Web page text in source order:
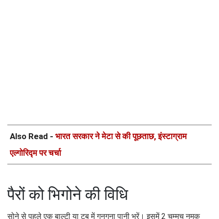
Also Read - भारत सरकार ने मेटा से की पूछताछ, इंस्टाग्राम
एल्गोरिद्म पर चर्चा
पैरों को भिगोने की विधि
सोने से पहले एक बाल्टी या टब में गुनगुना पानी भरें। इसमें 2 चम्मच नमक